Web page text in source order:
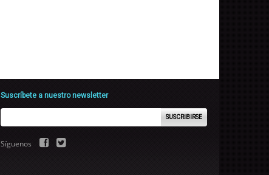
Suscríbete a nuestro newsletter
SUSCRIBIRSE
Síguenos